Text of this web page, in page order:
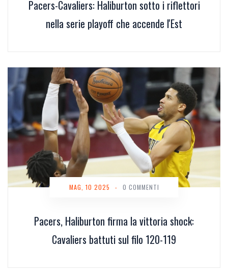
Pacers-Cavaliers: Haliburton sotto i riflettori
nella serie playoff che accende l'Est
Pacers, Haliburton firma la vittoria shock:
Cavaliers battuti sul filo 120-119
MAG, 10 2025 - 0 COMMENTI